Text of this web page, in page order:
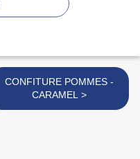
CONFITURE POMMES -
CARAMEL >